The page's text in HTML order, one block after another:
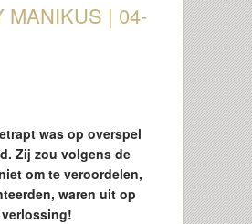
MANIKUS | 04-
was op overspel
Zij zou volgens de
om te veroordelen,
waren uit op